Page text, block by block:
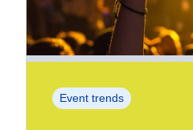
Event trends